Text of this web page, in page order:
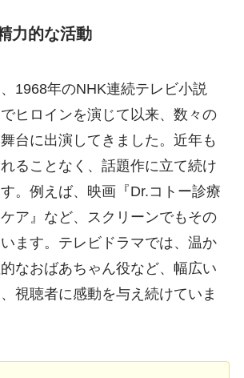
力的な活動
1968年のNHK連続テレビ小説
でヒロインを演じて以来、数々の
台に出演してきました。近年も
ることなく、話題作に立て続け
。例えば、映画『Dr.コトー診療
ア』など、スクリーンでもその
ます。テレビドラマでは、温か
なおばあちゃん役など、幅広い
視聴者に感動を与え続けていま